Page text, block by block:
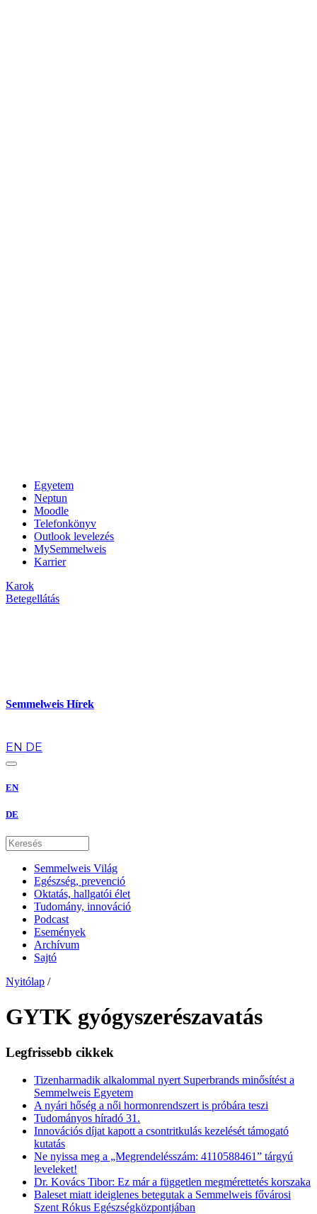
Egyetem
Neptun
Moodle
Telefonkönyv
Outlook levelezés
MySemmelweis
Karrier
Karok
Betegellátás
Semmelweis Hírek
EN DE
EN
DE
Semmelweis Világ
Egészség, prevenció
Oktatás, hallgatói élet
Tudomány, innováció
Podcast
Események
Archívum
Sajtó
Nyitólap /
GYTK gyógyszerészavatás
Legfrissebb cikkek
Tizenharmadik alkalommal nyert Superbrands minősítést a
Semmelweis Egyetem
A nyári hőség a női hormonrendszert is próbára teszi
Tudományos híradó 31.
Innovációs díjat kapott a csontritkulás kezelését támogató
kutatás
Ne nyissa meg a „Megrendelésszám: 4110588461” tárgyú
leveleket!
Dr. Kovács Tibor: Ez már a független megmérettetés korszaka
Baleset miatt ideiglenes betegutak a Semmelweis fővárosi
Szent Rókus Egészségközpontjában